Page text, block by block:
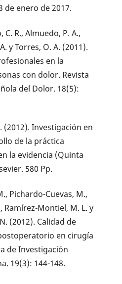
de enero de 2017.
C. R., Almuedo, P. A.,
y Torres, O. A. (2011).
en la
con dolor. Revista
del Dolor. 18(5):
(2012). Investigación en
de la práctica
la evidencia (Quinta
580 Pp.
Pichardo-Cuevas, M.,
Ramírez-Montiel, M. L. y
(2012). Calidad de
en cirugía
de Investigación
19(3): 144-148.